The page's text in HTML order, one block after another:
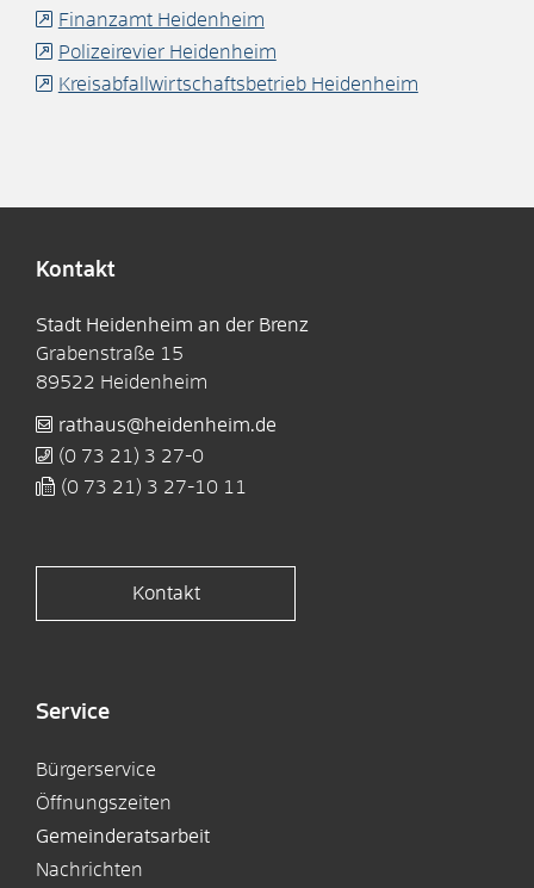
Finanzamt Heidenheim
Polizeirevier Heidenheim
Kreisabfallwirtschaftsbetrieb Heidenheim
Kontakt
Stadt Heidenheim an der Brenz
Grabenstraße 15
89522 Heidenheim
rathaus@heidenheim.de
(0 73 21) 3 27-0
(0 73 21) 3 27-10 11
Kontakt
Service
Bürgerservice
Öffnungszeiten
Gemeinderatsarbeit
Nachrichten